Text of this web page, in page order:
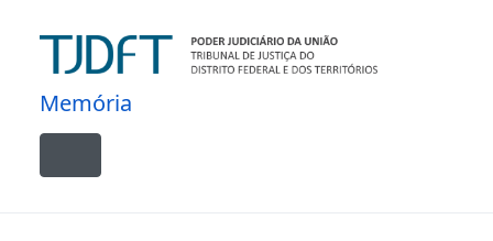
Memória
Toggle navigation